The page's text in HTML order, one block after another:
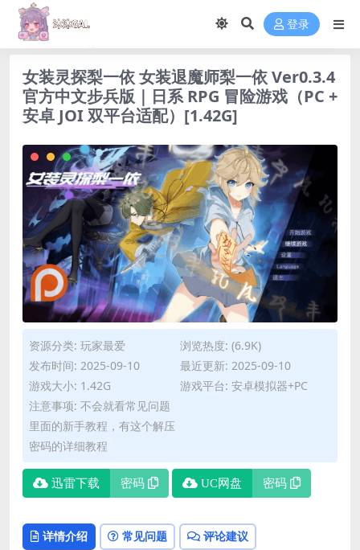
登录
女装灵探梨一依 女装退魔师梨一依 Ver0.3.4
官方中文步兵版｜日系 RPG 冒险游戏（PC +
安卓 JOI 双平台适配）[1.42G]
资源分类: 玩家最爱
浏览热度: (6.9K)
发布时间: 2025-09-10
最近更新: 2025-09-10
游戏大小: 1.42G
游戏平台: 安卓模拟器+PC
注意事项: 不会就看常见问题
里面的新手教程，有这个解压
密码的详细教程
迅雷下载 密码 UC网盘 密码
详情介绍 常见问题 评论建议